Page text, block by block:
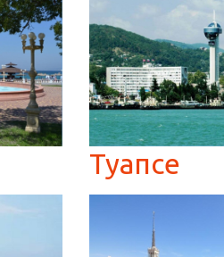
Туапсе